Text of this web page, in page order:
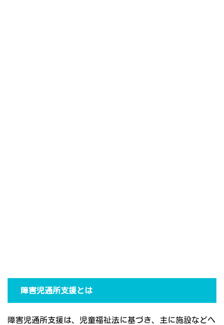
障害児通所支援とは
障害児通所支援は、児童福祉法に基づき、主に施設などへ